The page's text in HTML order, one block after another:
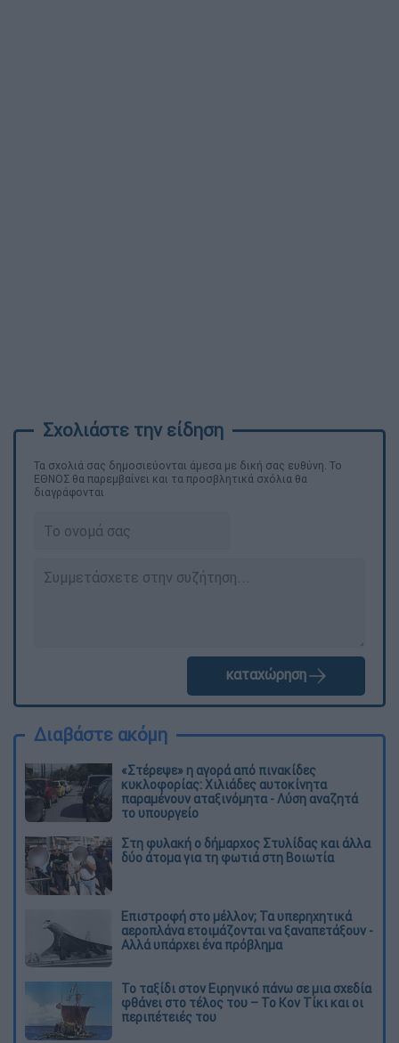
Τα σχολιά σας δημοσιεύονται άμεσα με δική σας ευθύνη. Το
ΕΘΝΟΣ θα παρεμβαίνει και τα προσβλητικά σχόλια θα
διαγράφονται
καταχώρηση
Διαβάστε ακόμη
«Στέρεψε» η αγορά από πινακίδες
κυκλοφορίας: Χιλιάδες αυτοκίνητα
παραμένουν αταξινόμητα - Λύση αναζητά
το υπουργείο
Στη φυλακή ο δήμαρχος Στυλίδας και άλλα
δύο άτομα για τη φωτιά στη Βοιωτία
Επιστροφή στο μέλλον; Τα υπερηχητικά
αεροπλάνα ετοιμάζονται να ξαναπετάξουν -
Αλλά υπάρχει ένα πρόβλημα
Το ταξίδι στον Ειρηνικό πάνω σε μια σχεδία
φθάνει στο τέλος του – Το Κον Τίκι και οι
περιπέτειές του